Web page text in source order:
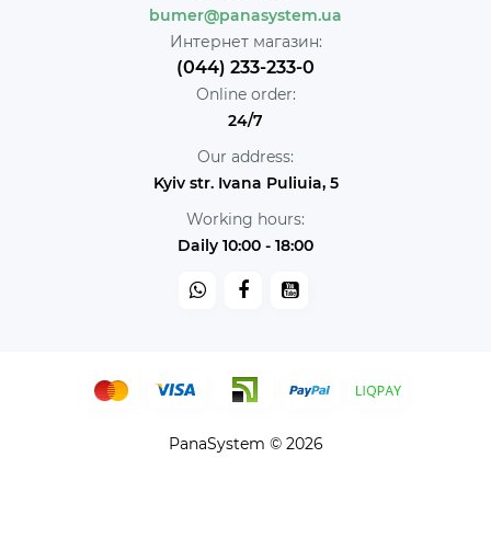
bumer@panasystem.ua
Интернет магазин:
(044) 233-233-0
Online order:
24/7
Our address:
Kyiv str. Ivana Puliuia, 5
Working hours:
Daily 10:00 - 18:00
PanaSystem © 2026